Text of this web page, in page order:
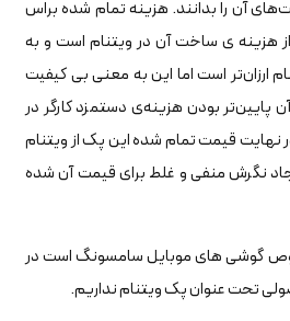
آن را بدانند. هزینه تمام شده براس
هزینه ی ساخت آن در ویتنام است و به
ارزان‌تر است اما این به معنی بی کیفیت
بودن هزینه‌ی دستمزد کارگر در
قیمت تمام شده این پک از ویتنام
نگرش منفی و غلط برای قیمت آن شده
گوشی های موبایل سامسونگ است در
تحت عنوان پک ویتنام نداریم.